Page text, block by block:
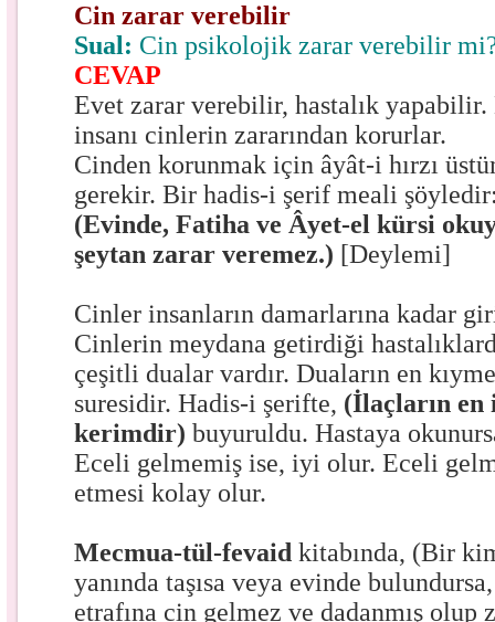
Cin zarar verebilir
Sual: Cin psikolojik zarar verebilir
CEVAP
Evet zarar verebilir, hastalık
insanı cinlerin zararından korurlar.
Cinden korunmak için âyât-i hırzı
gerekir. Bir hadis-i şerif meali
(Evinde, Fatiha ve Âyet-el kürsi
şeytan zarar veremez.) [Deylemi]
Cinler insanların damarlarına kadar
Cinlerin meydana getirdiği
çeşitli dualar vardır. Duaların en
suresidir. Hadis-i şerifte, (İlaçların
kerimdir)buyuruldu. Hastaya
Eceli gelmemiş ise, iyi olur. Eceli
etmesi kolay olur.
Mecmua-tül-fevaidkitabında, (Bir
yanında taşısa veya evinde
etrafına cin gelmez ve dadanmış olup